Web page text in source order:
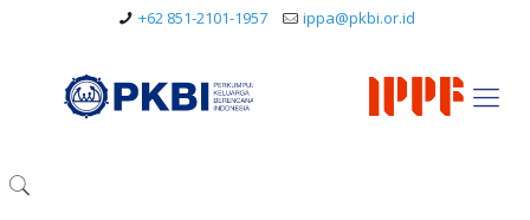
+62 851-2101-1957 ippa@pkbi.or.id